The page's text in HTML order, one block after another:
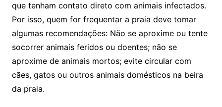
que tenham contato direto com animais infectados.
Por isso, quem for frequentar a praia deve tomar
algumas recomendações: Não se aproxime ou tente
socorrer animais feridos ou doentes; não se
aproxime de animais mortos; evite circular com
cães, gatos ou outros animais domésticos na beira
da praia.